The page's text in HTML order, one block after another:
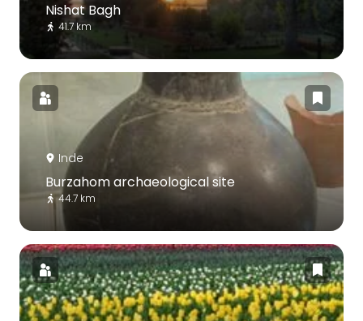
Nishat Bagh
41.7 km
Inde
Burzahom archaeological site
44.7 km